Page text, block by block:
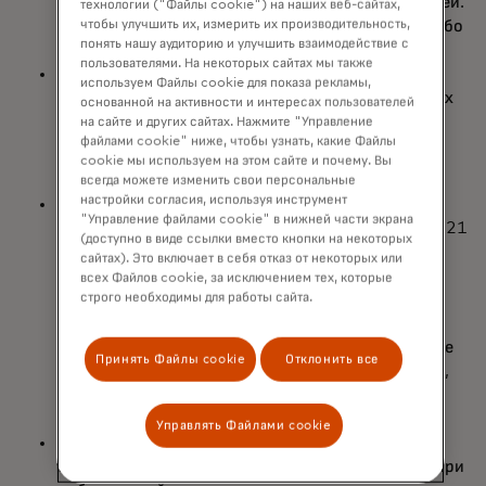
76% из них не смогли обеспечить себя каким-либо
образом из-за просрочки или неудачи платежа.
МСП становятся всё более глобальными, что
вызывает необходимость в быстрых и безопасных
трансграничных платежных решениях.
50% малых и средних предприятий ведут более
активную международную деятельность, чем в 2021
году. В результате 65% компаний намерены
привлекать больше поставщиков, партнеров и
работников по всему миру, чтобы сделать свою
большинство малых и средних предприятий также
увеличивают инвестиции в цифровые технологии,
экономических условиях.
Безопасность данных остаётся ключевым
требованием для малых и средних предприятий при
технологии ("Файлы cookie") на наших веб-сайтах,
чтобы улучшить их, измерить их производительность,
понять нашу аудиторию и улучшить взаимодействие с
пользователями. На некоторых сайтах мы также
используем Файлы cookie для показа рекламы,
основанной на активности и интересах пользователей
на сайте и других сайтах. Нажмите "Управление
файлами cookie" ниже, чтобы узнать, какие Файлы
cookie мы используем на этом сайте и почему. Вы
всегда можете изменить свои персональные
настройки согласия, используя инструмент
"Управление файлами cookie" в нижней части экрана
(доступно в виде ссылки вместо кнопки на некоторых
сайтах). Это включает в себя отказ от некоторых или
всех Файлов cookie, за исключением тех, которые
строго необходимы для работы сайта.
Принять Файлы cookie Отклонить все
Управлять Файлами cookie